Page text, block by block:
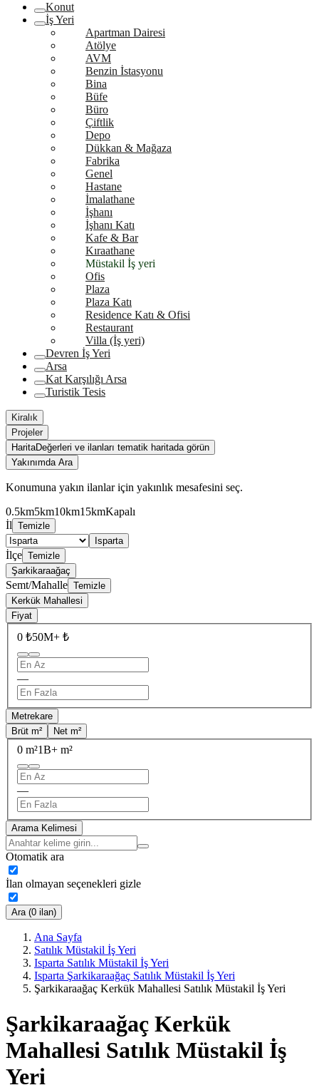
Konut
İş Yeri
Apartman Dairesi
Atölye
AVM
Benzin İstasyonu
Bina
Büfe
Büro
Çiftlik
Depo
Dükkan & Mağaza
Fabrika
Genel
Hastane
İmalathane
İşhanı
İşhanı Katı
Kafe & Bar
Kıraathane
Müstakil İş yeri
Ofis
Plaza
Plaza Katı
Residence Katı & Ofisi
Restaurant
Villa (İş yeri)
Devren İş Yeri
Arsa
Kat Karşılığı Arsa
Turistik Tesis
Kiralık
Projeler
HaritaDeğerleri ve ilanları tematik haritada görün
Yakınımda Ara
Konumuna yakın ilanlar için yakınlık mesafesini seç.
0.5km5km10km15kmKapalı
İl Temizle
Isparta
İlçe Temizle
Şarkikaraağaç
Semt/Mahalle Temizle
Kerkük Mahallesi
Fiyat
0 ₺50M+ ₺
—
Metrekare
Brüt m²
Net m²
0 m²1B+ m²
—
Arama Kelimesi
Otomatik ara
İlan olmayan seçenekleri gizle
Ara (0 ilan)
Ana Sayfa
Satılık Müstakil İş Yeri
Isparta Satılık Müstakil İş Yeri
Isparta Şarkikaraağaç Satılık Müstakil İş Yeri
Şarkikaraağaç Kerkük Mahallesi Satılık Müstakil İş Yeri
Şarkikaraağaç Kerkük
Mahallesi Satılık Müstakil İş
Yeri